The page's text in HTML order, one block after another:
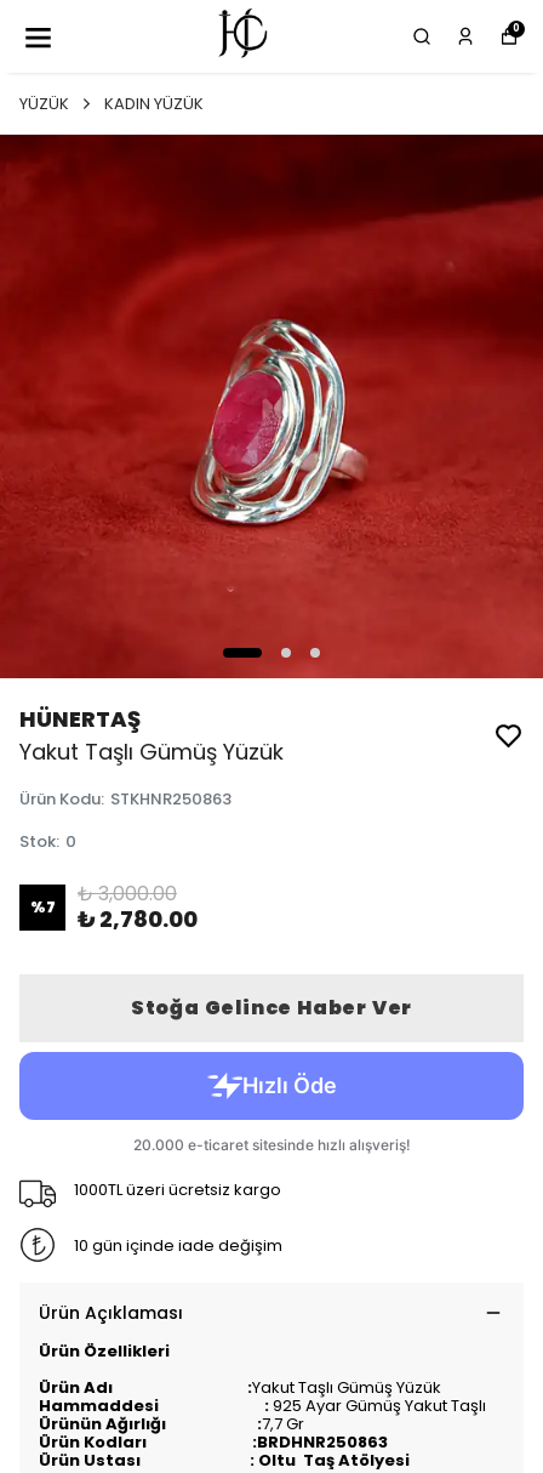
0
YÜZÜK KADIN YÜZÜK
HÜNERTAŞ
Yakut Taşlı Gümüş Yüzük
Ürün Kodu: STKHNR250863
Stok: 0
%7 ₺ 3,000.00
₺ 2,780.00
Stoğa Gelince Haber Ver
1000TL üzeri ücretsiz kargo
10 gün içinde iade değişim
Ürün Açıklaması
Ürün Özellikleri
Ürün Adı :YakutTaşlı Gümüş Yüzük
Hammaddesi :925 Ayar Gümüş Yakut Taşlı
Ürünün Ağırlığı :7,7 Gr
Ürün Kodları :BRDHNR250863
Ürün Ustası : Oltu Taş Atölyesi